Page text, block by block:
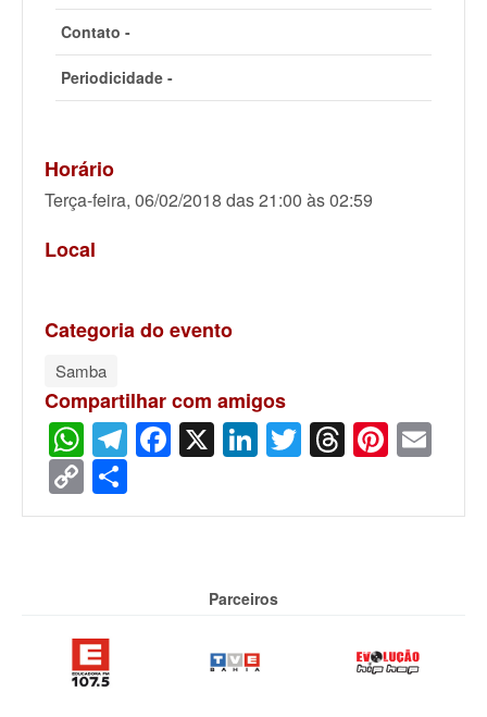
Contato -
Periodicidade -
Horário
Terça-feira, 06/02/2018 das 21:00 às 02:59
Local
Categoria do evento
Samba
Compartilhar com amigos
WhatsApp
Telegram
Facebook
X LinkedIn
Twitter
Threads
Copy
Link
Parceiros